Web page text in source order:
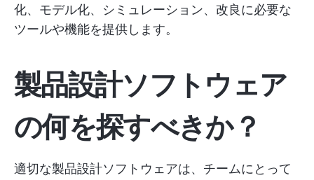
化、モデル化、シミュレーション、改良に必要な
ツールや機能を提供します。
製品設計ソフトウェア
の何を探すべきか？
適切な製品設計ソフトウェアは、チームにとって